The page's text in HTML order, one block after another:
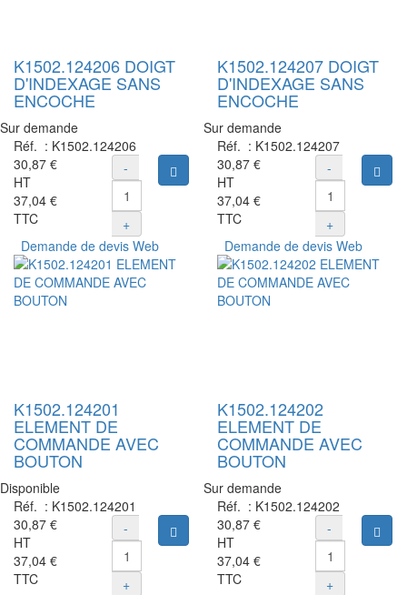
K1502.124206 DOIGT
D'INDEXAGE SANS
ENCOCHE
Sur demande
Réf. : K1502.124206
30,87 €
HT
37,04 €
TTC
-
+
Ajouter au panier
K1502.124207 DOIGT
D'INDEXAGE SANS
ENCOCHE
Sur demande
Réf. : K1502.124207
30,87 €
HT
37,04 €
TTC
-
+
Demande de devis Web
K1502.124201
ELEMENT DE
COMMANDE AVEC
BOUTON
Disponible
Réf. : K1502.124201
30,87 €
HT
37,04 €
TTC
-
+
Ajouter au panier
Demande de devis Web
K1502.124202
ELEMENT DE
COMMANDE AVEC
BOUTON
Sur demande
Réf. : K1502.124202
30,87 €
HT
37,04 €
TTC
-
+